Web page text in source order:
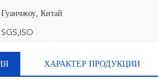
Гуанчжоу, Китай
SGS,ISO
ХАРАКТЕР ПРОДУКЦИИ